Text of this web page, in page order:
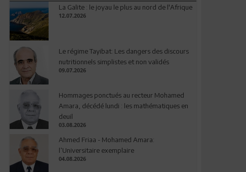
La Galite : le joyau le plus au nord de l'Afrique
12.07.2026
Le régime Tayibat: Les dangers des discours
nutritionnels simplistes et non validés
09.07.2026
Hommages ponctués au recteur Mohamed
Amara, décédé lundi : les mathématiques en
deuil
03.08.2026
Ahmed Friaa - Mohamed Amara:
l’Universitaire exemplaire
04.08.2026